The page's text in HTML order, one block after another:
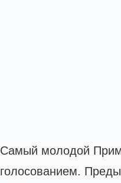
Самый молодой
голосованием.